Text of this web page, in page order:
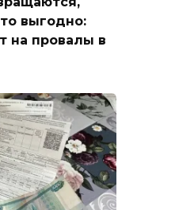
выгодно:
на провалы в